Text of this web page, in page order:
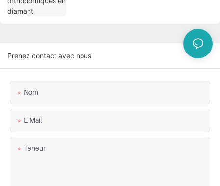
Prenez contact avec nous
Nom
E-Mail
Teneur